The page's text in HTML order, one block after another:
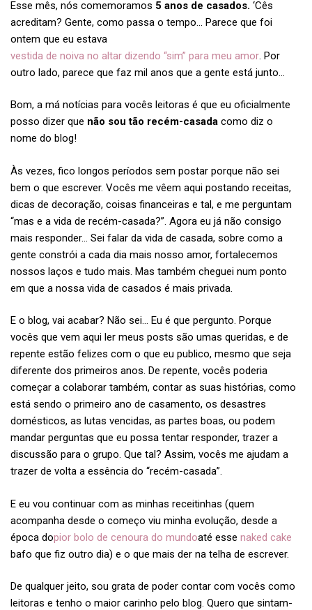
Esse mês, nós comemoramos 5 anos de casados. ‘Cês
acreditam? Gente, como passa o tempo… Parece que foi
ontem que eu estava
vestida de noiva no altar dizendo “sim” para meu amor . Por
outro lado, parece que faz mil anos que a gente está junto…
Bom, a má notícias para vocês leitoras é que eu oficialmente
posso dizer que não sou tão recém-casada como diz o
nome do blog!
Às vezes, fico longos períodos sem postar porque não sei
bem o que escrever. Vocês me vêem aqui postando receitas,
dicas de decoração, coisas financeiras e tal, e me perguntam
“mas e a vida de recém-casada?”. Agora eu já não consigo
mais responder… Sei falar da vida de casada, sobre como a
gente constrói a cada dia mais nosso amor, fortalecemos
nossos laços e tudo mais. Mas também cheguei num ponto
em que a nossa vida de casados é mais privada.
E o blog, vai acabar? Não sei… Eu é que pergunto. Porque
vocês que vem aqui ler meus posts são umas queridas, e de
repente estão felizes com o que eu publico, mesmo que seja
diferente dos primeiros anos. De repente, vocês poderia
começar a colaborar também, contar as suas histórias, como
está sendo o primeiro ano de casamento, os desastres
domésticos, as lutas vencidas, as partes boas, ou podem
mandar perguntas que eu possa tentar responder, trazer a
discussão para o grupo. Que tal? Assim, vocês me ajudam a
trazer de volta a essência do “recém-casada”.
E eu vou continuar com as minhas receitinhas (quem
acompanha desde o começo viu minha evolução, desde a
época dopior bolo de cenoura do mundoaté esse naked cake
bafo que fiz outro dia) e o que mais der na telha de escrever.
De qualquer jeito, sou grata de poder contar com vocês como
leitoras e tenho o maior carinho pelo blog. Quero que sintam-